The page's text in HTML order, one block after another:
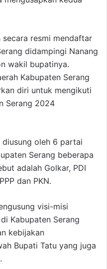
resmi mendaftar
didampingi Nanang
wakil bupatinya.
Kabupaten Serang
diri untuk mengikuti
Serang 2024
diusung oleh 6 partai
Serang beberapa
adalah Golkar, PDI
dan PKN.
visi-misi
Kabupaten Serang
kebijakan
Bupati Tatu yang juga